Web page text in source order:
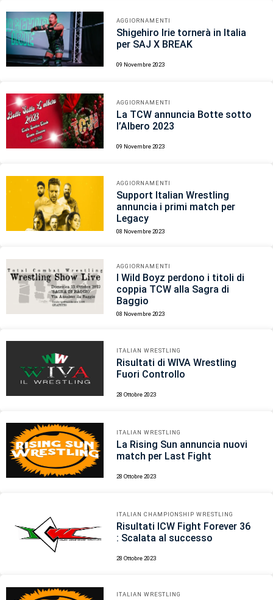
AGGIORNAMENTI
Shigehiro Irie tornerà in Italia
per SAJ X BREAK
09 Novembre 2023
AGGIORNAMENTI
La TCW annuncia Botte sotto
l’Albero 2023
09 Novembre 2023
AGGIORNAMENTI
Support Italian Wrestling
annuncia i primi match per
Legacy
08 Novembre 2023
AGGIORNAMENTI
I Wild Boyz perdono i titoli di
coppia TCW alla Sagra di
Baggio
08 Novembre 2023
ITALIAN WRESTLING
Risultati di WIVA Wrestling
Fuori Controllo
28 Ottobre 2023
ITALIAN WRESTLING
La Rising Sun annuncia nuovi
match per Last Fight
28 Ottobre 2023
ITALIAN CHAMPIONSHIP WRESTLING
Risultati ICW Fight Forever 36
: Scalata al successo
28 Ottobre 2023
ITALIAN WRESTLING